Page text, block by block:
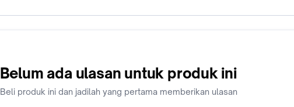
Belum ada ulasan untuk produk ini
Beli produk ini dan jadilah yang pertama memberikan ulasan